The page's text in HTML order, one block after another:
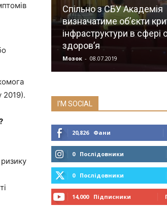
2019).
Спільно з СБУ Академія
визначатиме об’єкти
інфраструктури в сфері
здоров’я
Мозок - 08.07.2019
I'M SOCIAL
20,826 Фани
0 Послідовники
0 Послідовники
14,000 Підписники